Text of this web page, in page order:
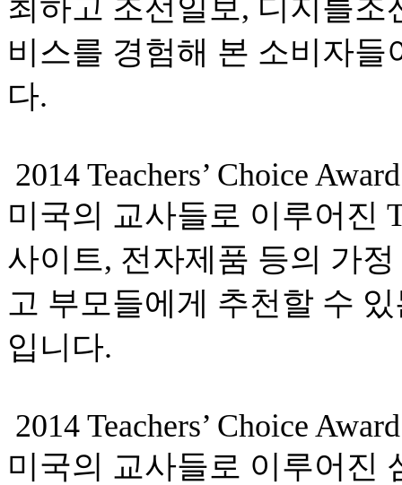
최하고 조선일보, 디지틀
비스를 경험해 본 소비자
다.
2014 Teachers’ Choice
미국의 교사들로 이루어진
사이트, 전자제품 등의 가
고 부모들에게 추천할 수
입니다.
2014 Teachers’ Choice
미국의 교사들로 이루어진